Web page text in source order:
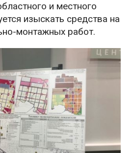
и местного
изыскать средства на
монтажных работ.